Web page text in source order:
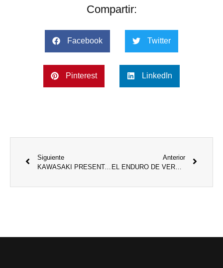
Compartir:
Facebook Twitter
Pinterest LinkedIn
Siguiente
KAWASAKI PRESENTA EN ARGENTINA LA NINJA 500 ABS Y NINJA 500 SE KRT
Anterior
EL ENDURO DE VERANO FUE UNA VERDADERA FIESTA Y GRUPO CORVEN LO CELEBRÓ A LO GRANDE